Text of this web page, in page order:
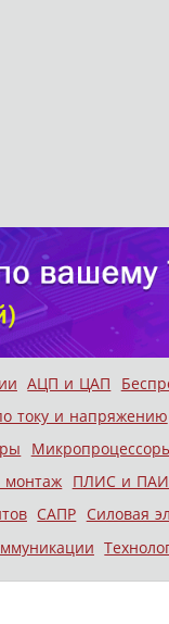
АЦП и ЦАП
току и напряжению
монтаж ПЛИС и
САПР Силовая